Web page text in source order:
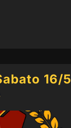
16/5